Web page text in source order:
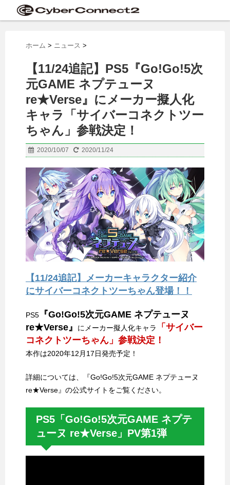
ホーム > ニュース >
【11/24追記】PS5『Go!Go!5次
元GAME ネプテューヌ
re★Verse』にメーカー擬人化
キャラ「サイバーコネクトツー
ちゃん」参戦決定！
2020/10/07 2020/11/24
【11/24追記】メーカーキャラクター紹介
にサイバーコネクトツーちゃん登場！！
PS5
『Go!Go!5次元GAME ネプテューヌ
re★Verse』
にメーカー擬人化キャラ
「サイバー
コネクトツーちゃん」参戦決定！
本作は2020年12月17日発売予定！
詳細については、『Go!Go!5次元GAME ネプテューヌ
re★Verse』の公式サイトをご覧ください。
PS5「Go!Go!5次元GAME ネプテ
ューヌ re★Verse」PV第1弾